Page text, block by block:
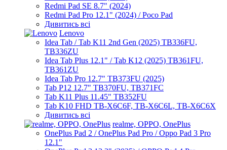
Redmi Pad SE 8.7" (2024)
Redmi Pad Pro 12.1" (2024) / Poco Pad
Дивитись всі
Lenovo
Idea Tab / Tab K11 2nd Gen (2025) TB336FU,
TB336ZU
Idea Tab Plus 12.1" / Tab K12 (2025) TB361FU,
TB361ZU
Idea Tab Pro 12.7" TB373FU (2025)
Tab P12 12.7" TB370FU, TB371FC
Tab K11 Plus 11.45" TB352FU
Tab K10 FHD TB-X6C6F, TB-X6C6L, TB-X6C6X
Дивитись всі
realme, OPPO, OnePlus
OnePlus Pad 2 / OnePlus Pad Pro / Oppo Pad 3 Pro
12.1"